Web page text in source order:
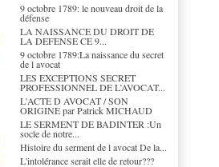
9 octobre 1789: le nouveau droit de la
défense
LA NAISSANCE DU DROIT DE
LA DEFENSE CE 9...
9 octobre 1789:La naissance du secret
de l avocat
LES EXCEPTIONS SECRET
PROFESSIONNEL DE L’AVOCAT...
L'ACTE D AVOCAT / SON
ORIGINE par Patrick MICHAUD
LE SERMENT DE BADINTER :Un
socle de notre...
Histoire du serment de l avocat De la...
L'intolérance serait elle de retour???